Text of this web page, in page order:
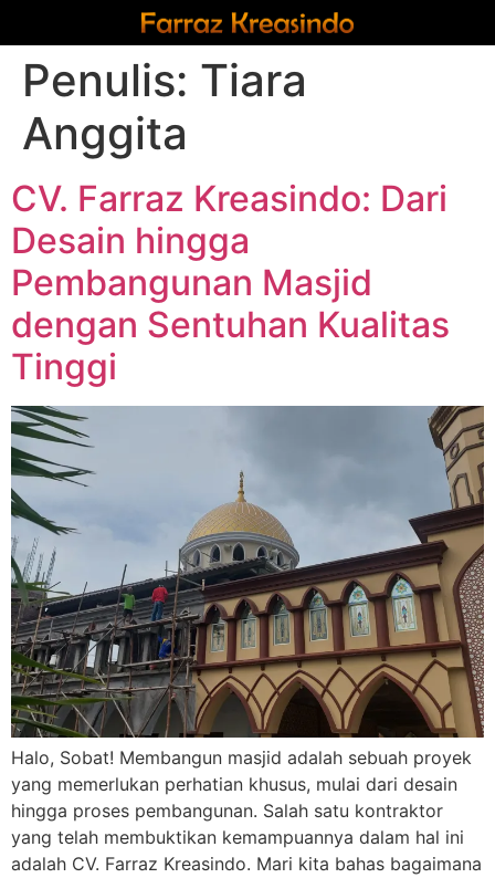
Penulis: Tiara
Anggita
CV. Farraz Kreasindo: Dari
Desain hingga
Pembangunan Masjid
dengan Sentuhan Kualitas
Tinggi
Halo, Sobat! Membangun masjid adalah sebuah proyek
yang memerlukan perhatian khusus, mulai dari desain
hingga proses pembangunan. Salah satu kontraktor
yang telah membuktikan kemampuannya dalam hal ini
adalah CV. Farraz Kreasindo. Mari kita bahas bagaimana